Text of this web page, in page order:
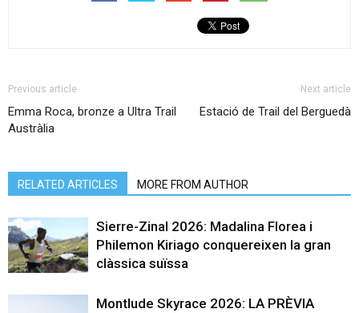
Previous article
Emma Roca, bronze a Ultra Trail
Austràlia
Next article
Estació de Trail del Berguedà
RELATED ARTICLES MORE FROM AUTHOR
Sierre-Zinal 2026: Madalina Florea i
Philemon Kiriago conquereixen la gran
clàssica suïssa
Montlude Skyrace 2026: LA PRÈVIA